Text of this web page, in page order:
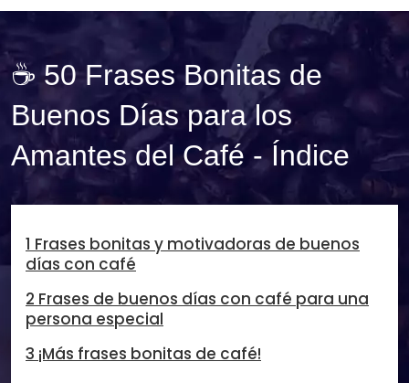
☕ 50 Frases Bonitas de
Buenos Días para los
Amantes del Café - Índice
1 Frases bonitas y motivadoras de buenos
días con café
2 Frases de buenos días con café para una
persona especial
3 ¡Más frases bonitas de café!